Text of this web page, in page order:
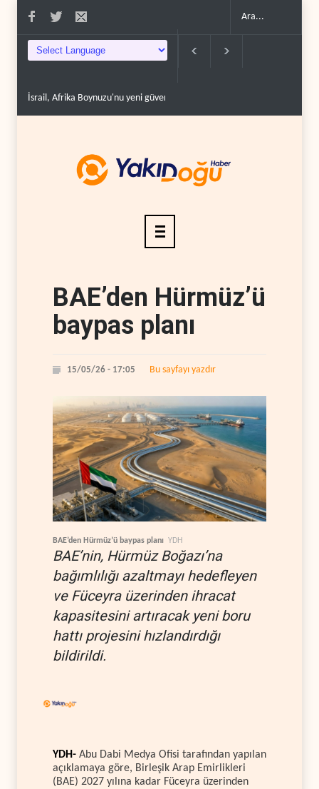
İsrail, Afrika Boynuzu'nu yeni güvenlik hattına dönüşt..
BAE’den Hürmüz’ü
baypas planı
15/05/26 - 17:05 Bu sayfayı yazdır
BAE’den Hürmüz’ü baypas planı YDH
BAE’nin, Hürmüz Boğazı’na
bağımlılığı azaltmayı hedefleyen
ve Füceyra üzerinden ihracat
kapasitesini artıracak yeni boru
hattı projesini hızlandırdığı
bildirildi.
YDH- Abu Dabi Medya Ofisi tarafından yapılan
açıklamaya göre, Birleşik Arap Emirlikleri
(BAE) 2027 yılına kadar Füceyra üzerinden